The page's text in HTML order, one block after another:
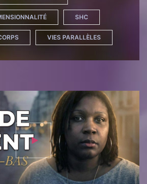
SHC
VIES PARALLÈLES